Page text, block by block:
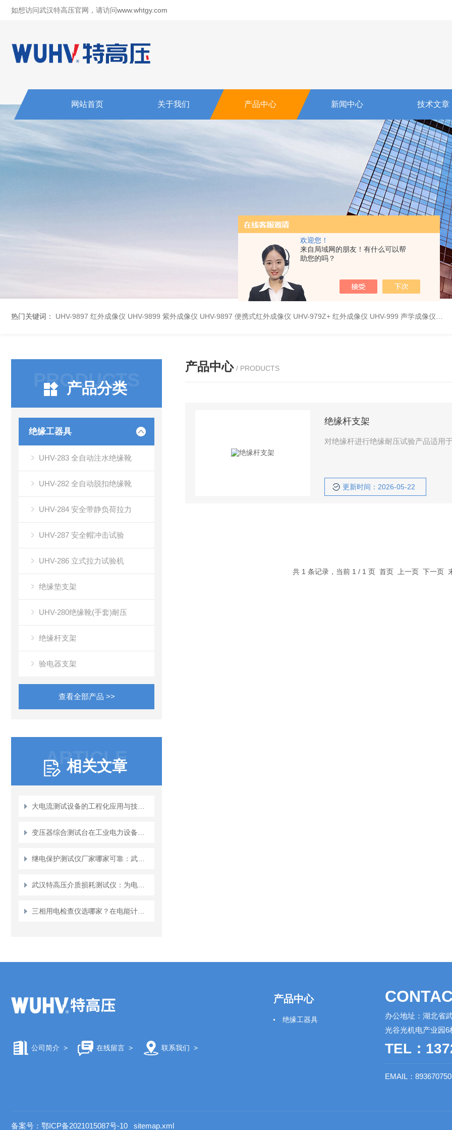
欢迎您！
来自局域网的朋友！有什么可以帮
助您的吗？
如想访问武汉特高压官网，请访问www.whtgy.com
网站首页 关于我们 产品中心 新闻中心 技术文章
热门关键词： UHV-9897 红外成像仪 UHV-9899 紫外成像仪 UHV-9897 便携式红外成像仪 UHV-979Z+ 红外成像仪 UHV-999 声学成像仪
PRODUCTS
产品分类
绝缘工器具
UHV-283 全自动注水绝缘靴
UHV-282 全自动脱扣绝缘靴
UHV-284 安全带静负荷拉力
UHV-287 安全帽冲击试验
UHV-286 立式拉力试验机
绝缘垫支架
UHV-280绝缘靴(手套)耐压
绝缘杆支架
验电器支架
查看全部产品 >>
ARTICLE
相关文章
产品中心 / PRODUCTS
绝缘杆支架
对绝缘杆进行绝缘耐压试验产品适用
更新时间：2026-05-22
共 1 条记录，当前 1 / 1 页 首页 上一页 下一页
公司简介 > 在线留言> 联系我们 >
产品中心
绝缘工器具
办公地址：湖北省
光谷光机电产业园6
TEL：
EMAIL：
备案号：鄂ICP备2021015087号-10 sitemap.xml